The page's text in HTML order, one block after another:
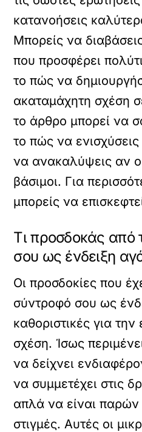
κατανοήσεις
Μπορείς να
που προσφέρει
το πώς να
ακαταμάχητη σχέση
το άρθρο μπορεί να
το πώς να
να ανακαλύψεις αν
βάσιμοι. Για
μπορείς να
Τι προσδοκάς από
σου ως ένδειξη
Οι προσδοκίες που
σύντροφό σου ως
καθοριστικές για
σχέση. Ίσως
να δείχνει
να συμμετέχει στις
απλά να είναι παρών
στιγμές. Αυτές οι